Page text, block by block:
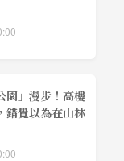
園」漫步！高樓
錯覺以為在山林